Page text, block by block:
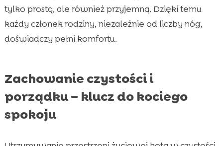
tylko prostą, ale również przyjemną. Dzięki temu
każdy członek rodziny, niezależnie od liczby nóg,
doświadczy pełni komfortu.
Zachowanie czystości i
porządku – klucz do kociego
spokoju